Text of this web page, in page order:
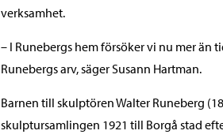
verksamhet.
– I Runebergs hem försöker vi nu mer än
Runebergs arv, säger Susann Hartman.
Barnen till skulptören Walter Runeberg
skulptursamlingen 1921 till Borgå stad